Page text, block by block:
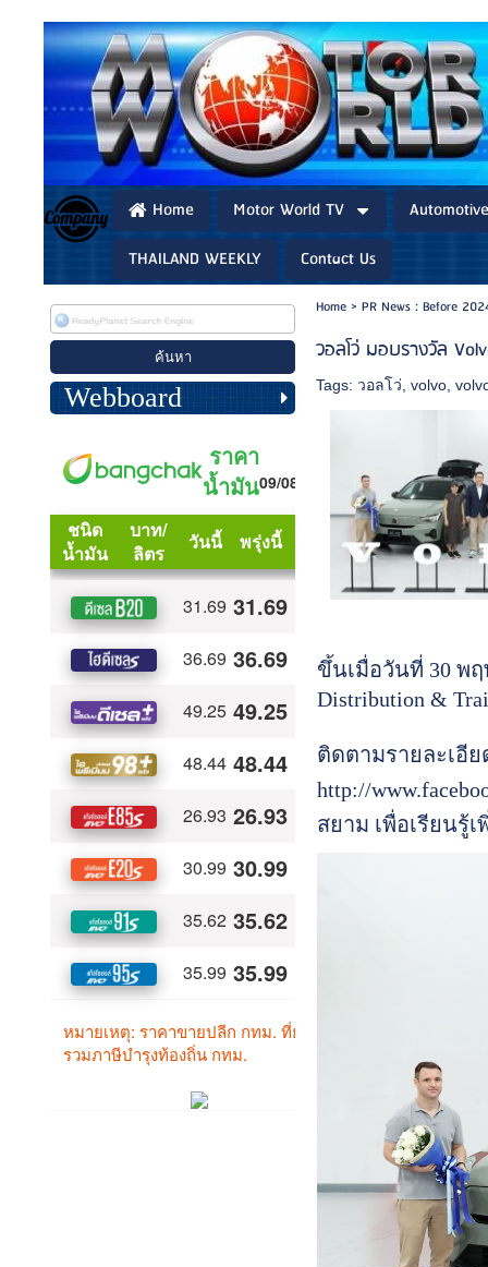
Home Motor World TV
THAILAND WEEKLY
Contact Us
Webboard
Home> PR News : Before
วอลโว่ มอบรางวัล
Tags: วอลโว่ ,volvo ,
ขึ้นเมื่อวันที่ 30 พ
Distribution &
ติดตามรายละเอี
http://
สยาม เพื่อเรียนรู้